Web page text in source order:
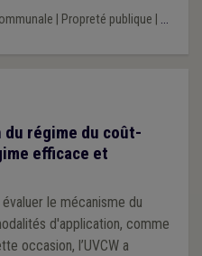
Propreté publique ...
régime du coût-
efficace et
le mécanisme du
d'application, comme
occasion, l’UVCW a